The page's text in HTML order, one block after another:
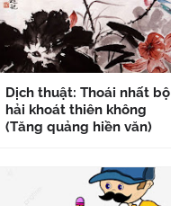
Dịch thuật: Thoái nhất bộ
hải khoát thiên không
(Tăng quảng hiền văn)